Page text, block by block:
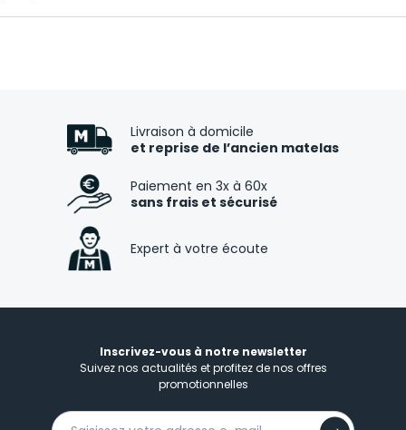
Livraison à domicile
et reprise de l’ancien matelas
Paiement en 3x à 60x
sans frais et sécurisé
Expert à votre écoute
Inscrivez-vous à notre newsletter
Suivez nos actualités et profitez de nos offres
promotionnelles